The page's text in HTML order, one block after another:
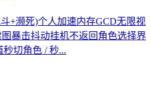
+濒死)个人加速内存GCD无限视
暴击抖动挂机不返回角色选择界
切角色 / 秒...